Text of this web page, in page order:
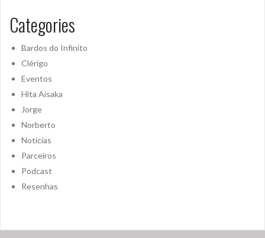
Categories
Bardos do Infinito
Clérigo
Eventos
Hita Aisaka
Jorge
Norberto
Notícias
Parceiros
Podcast
Resenhas